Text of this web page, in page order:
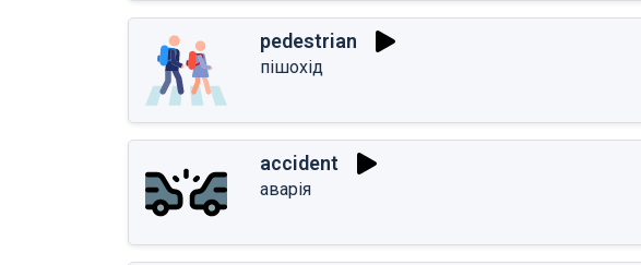
pedestrian
пішохід
accident
аварія